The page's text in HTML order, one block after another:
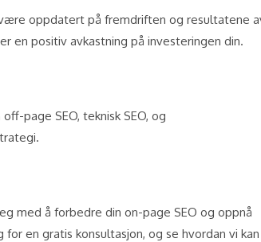
oppdatert på fremdriften og resultatene
en positiv avkastning på investeringen din.
page SEO, teknisk SEO, og
med å forbedre din on-page SEO og oppnå
en gratis konsultasjon, og se hvordan vi kan